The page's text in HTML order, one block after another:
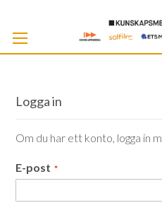
Logga in
Om du har ett konto, logga in
E-post